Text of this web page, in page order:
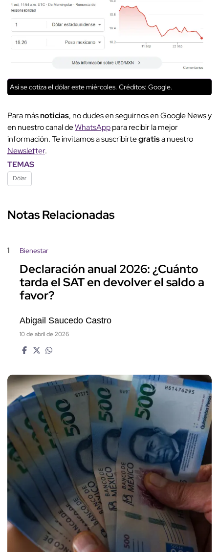
Así se cotiza el dólar este miércoles. Créditos: Google.
Para másnoticias, no dudes en seguirnos en Google News y
en nuestro canal deWhatsApppara recibir la mejor
información. Te invitamos a suscribirtegratisa nuestro
Newsletter.
TEMAS
Dólar
Notas Relacionadas
1 Bienestar
Declaración anual 2026: ¿Cuánto
tarda el SAT en devolver el saldo a
favor?
Abigail Saucedo Castro
10 de abril de 2026